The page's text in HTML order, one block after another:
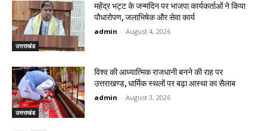
उत्तराखंड
महेंद्र भट्ट के जन्मदिन पर भाजपा कार्यकर्ताओं ने किया
पौधारोपण, जलाभिषेक और सेवा कार्य
admin - August 4, 2026
उत्तराखंड
विश्व की आध्यात्मिक राजधानी बनने की राह पर
उत्तराखण्ड, धार्मिक स्थलों पर बढ़ा आस्था का सैलाब
admin - August 3, 2026